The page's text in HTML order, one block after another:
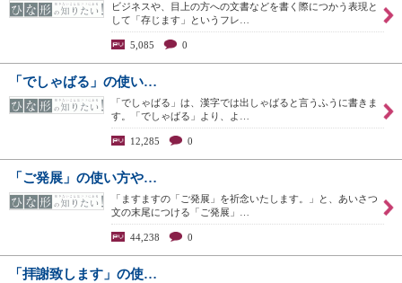
ビジネスや、目上の方への文書などを書く際につかう表現と
して「存じます」というフレ…
5,085 0
「でしゃばる」の使い…
「でしゃばる」は、漢字では出しゃばると言うふうに書きま
す。「でしゃばる」より、よ…
12,285 0
「ご発展」の使い方や…
「ますますの「ご発展」を祈念いたします。」と、あいさつ
文の末尾につける「ご発展」…
44,238 0
「拝謝致します」の使…